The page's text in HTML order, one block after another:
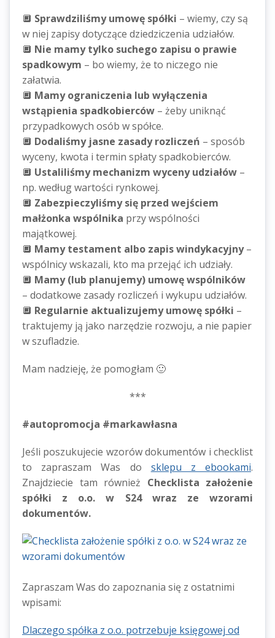
🔲 Sprawdziliśmy umowę spółki – wiemy, czy są
w niej zapisy dotyczące dziedziczenia udziałów.
🔲 Nie mamy tylko suchego zapisu o prawie
spadkowym – bo wiemy, że to niczego nie
załatwia.
🔲 Mamy ograniczenia lub wyłączenia
wstąpienia spadkobierców – żeby uniknąć
przypadkowych osób w spółce.
🔲 Dodaliśmy jasne zasady rozliczeń – sposób
wyceny, kwota i termin spłaty spadkobierców.
🔲 Ustaliliśmy mechanizm wyceny udziałów –
np. według wartości rynkowej.
🔲 Zabezpieczyliśmy się przed wejściem
małżonka wspólnika przy wspólności
majątkowej.
🔲 Mamy testament albo zapis windykacyjny–
wspólnicy wskazali, kto ma przejąć ich udziały.
🔲 Mamy (lub planujemy) umowę wspólników
– dodatkowe zasady rozliczeń i wykupu udziałów.
🔲 Regularnie aktualizujemy umowę spółki –
traktujemy ją jako narzędzie rozwoju, a nie papier
w szufladzie.
Mam nadzieję, że pomogłam 🙂
***
#autopromocja #markawłasna
Jeśli poszukujecie wzorów dokumentów i checklist
to zapraszam Was do sklepu z ebookami.
Znajdziecie tam również Checklista założenie
spółki z o.o. w S24 wraz ze wzorami
dokumentów.
Zapraszam Was do zapoznania się z ostatnimi
wpisami:
Dlaczego spółka z o.o. potrzebuje księgowej od